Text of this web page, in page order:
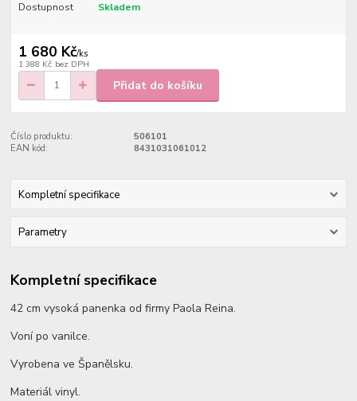
Dostupnost Skladem
1 680 Kč/ks
1 388 Kč bez DPH
Přidat do košíku
Číslo produktu:
506101
EAN kód:
8431031061012
Kompletní specifikace
Parametry
Kompletní specifikace
42 cm vysoká panenka od firmy Paola Reina.
Voní po vanilce.
Vyrobena ve Španělsku.
Materiál vinyl.